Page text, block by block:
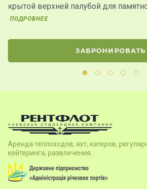
крытой верхней палубой для
ПОДРОБНЕЕ
ЗАБРОНИРОВАТЬ
Аренда теплоходов, яхт, катеров,
кейтеринга, развлечения.